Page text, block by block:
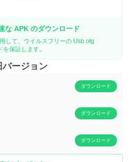
な APK のダウンロード
して、ウイルスフリーの Usb otg
保証します。
ージョン
ダウンロード
ダウンロード
ダウンロード